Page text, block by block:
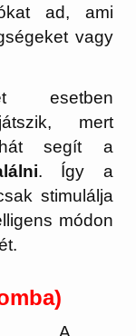
ad, ami
vagy
esetben
mert
segít a
. Így a
stimulálja
módon
A